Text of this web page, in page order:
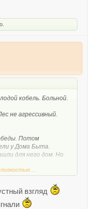
кобель. Больной.
не агрессивный.
Потом
у Дома Быта.
для него дом. Но
...
взгляд